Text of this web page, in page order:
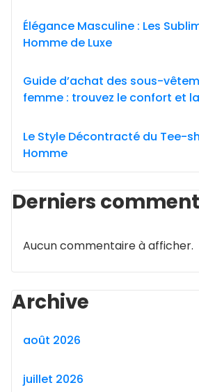
Élégance Masculine : Les
Homme de Luxe
Guide d’achat des sous-
femme : trouvez le confort et
Le Style Décontracté du Tee-
Homme
Derniers
Aucun commentaire à afficher.
Archive
août 2026
juillet 2026